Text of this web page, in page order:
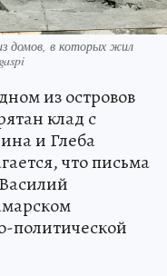
домов, в которых жил
из островов
клад с
и Глеба
что письма
политической